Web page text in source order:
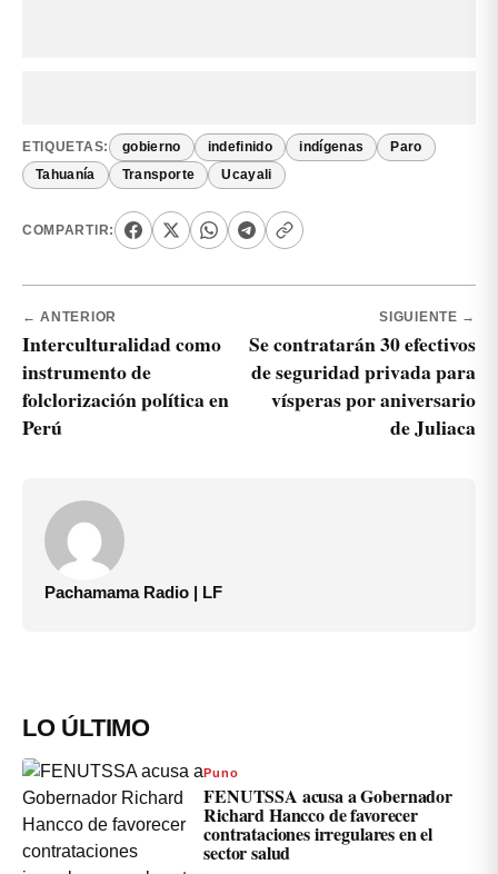
ETIQUETAS: gobierno indefinido indígenas Paro
Tahuanía Transporte Ucayali
COMPARTIR:
← ANTERIOR
Interculturalidad como
instrumento de
folclorización política en
Perú
SIGUIENTE →
Se contratarán 30 efectivos
de seguridad privada para
vísperas por aniversario
de Juliaca
Pachamama Radio | LF
LO ÚLTIMO
Puno
FENUTSSA acusa a Gobernador
Richard Hancco de favorecer
contrataciones irregulares en el
sector salud